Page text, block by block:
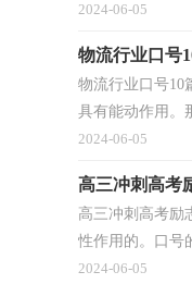
2024-06-05
物流行业口号
物流行业口号10
具有能动作用。
2024-06-05
高三冲刺高考
高三冲刺高考励
性作用的。口号
2024-06-05